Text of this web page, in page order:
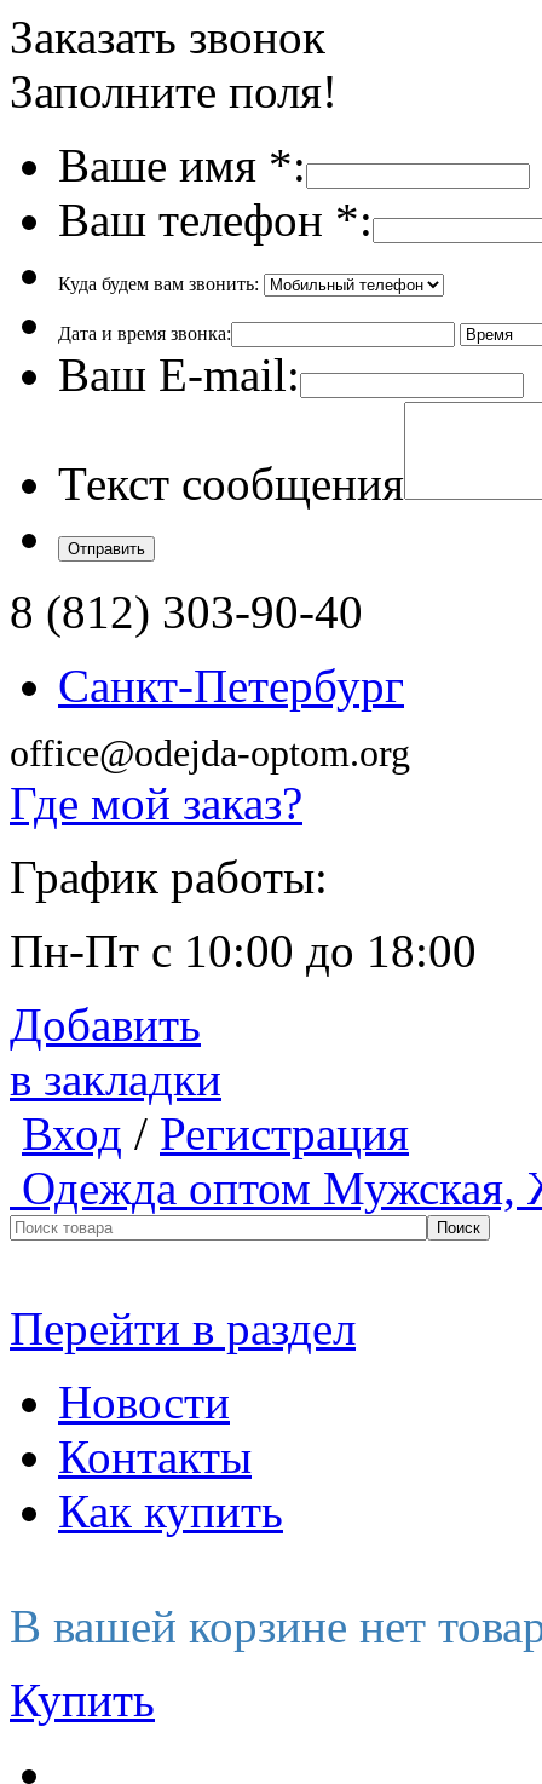
Заказать звонок
Заполните поля!
Ваше имя *:
Ваш телефон *:
Куда будем вам звонить:
Дата и время звонка:
Ваш E-mail:
Текст сообщения
8 (812) 303-90-40
Санкт-Петербург
office@odejda-optom.org
Где мой заказ?
График работы:
Пн-Пт с 10:00 до 18:00
Добавить
в закладки
Вход / Регистрация
Одежда оптом Мужская,
Перейти в раздел
Новости
Контакты
Как купить
В вашей корзине нет
Купить